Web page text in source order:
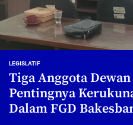
LEGISLATIF
Tiga Anggota
Pentingnya
Dalam FGD